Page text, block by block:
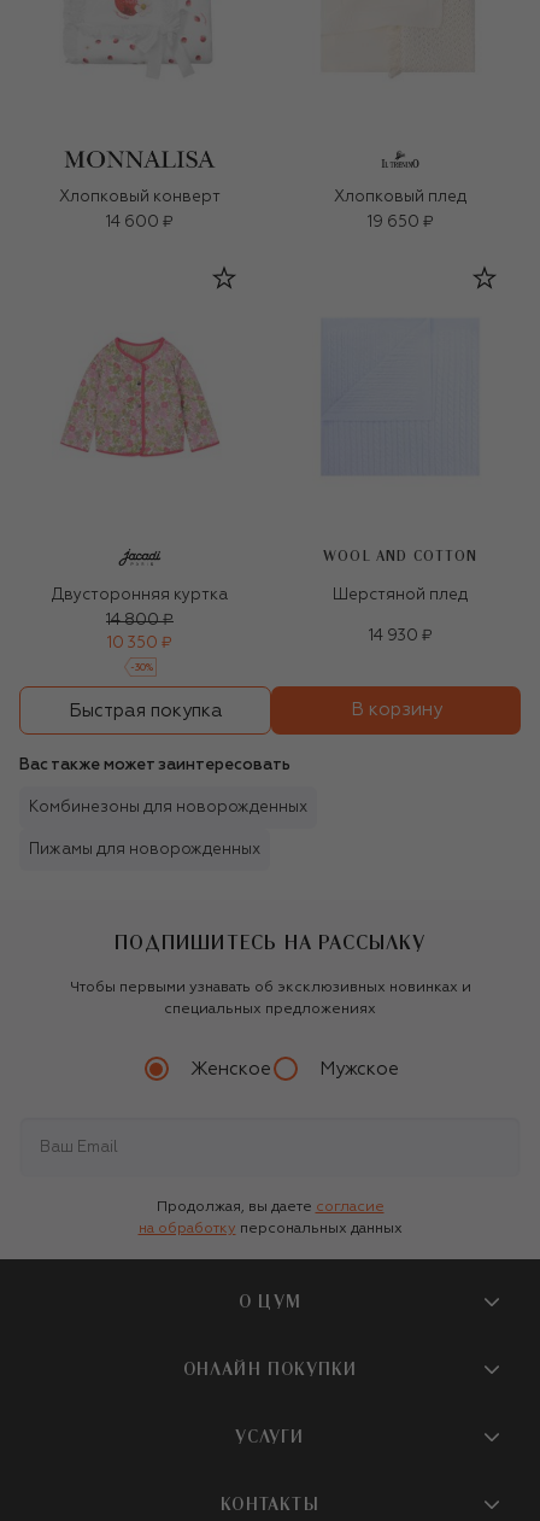
Хлопковый конверт
14 600 ₽
Хлопковый плед
19 650 ₽
Двусторонняя куртка
14 800 ₽
10 350 ₽
-30%
WOOL AND COTTON
Шерстяной плед
14 930 ₽
Быстрая покупка В корзину
Вас также может заинтересовать
Комбинезоны для новорожденных
Пижамы для новорожденных
ПОДПИШИТЕСЬ НА РАССЫЛКУ
Чтобы первыми узнавать об эксклюзивных новинках и
специальных предложениях
Женское Мужское
Продолжая, вы даете согласие
на обработку персональных данных
О ЦУМ
О магазине
Бутики и ПВЗ ЦУМ
ОНЛАЙН ПОКУПКИ
Доставка
УСЛУГИ
КОНТАКТЫ